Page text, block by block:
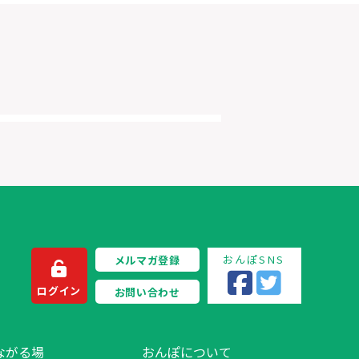
ログイン
メルマガ登録
お問い合わせ
おんぽSNS
がる場 おんぽについて